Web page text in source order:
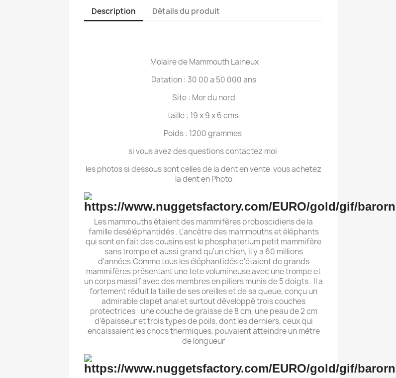
Description Détails du produit
Molaire de Mammouth Laineux
Datation : 30 00 a 50 000 ans
Site : Mer du nord
taille : 19 x 9 x 6 cms
Poids : 1200 grammes
si vous avez des questions contactez moi
les photos si dessous sont celles de la dent en vente vous achetez
la dent en Photo
Les mammouths étaient des mammifères proboscidiens de la
famille deséléphantidés . L'ancêtre des mammouths et éléphants
qui sont en fait des cousins est le phosphaterium petit mammifère
sans trompe et aussi grand qu'un chien, il y a 60 millions
d'années.Comme tous les éléphantidés c'étaient de grands
mammifères présentant une tete volumineuse avec une trompe et
un corps massif avec des membres en piliers munis de 5 doigts . Il a
fortement réduit la taille de ses oreilles et de sa queue, conçu un
admirable clapet anal et surtout développé trois couches
protectrices : une couche de graisse de 8 cm, une peau de 2 cm
d'épaisseur et trois types de poils, dont les derniers, ceux qui
encaissaient les chocs thermiques, pouvaient atteindre un mètre
de longueur